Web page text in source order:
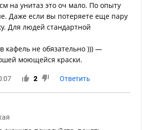
на унитаз это оч мало. По опыту
Даже если вы потеряете еще пару
Для людей стандартной
кафель не обязательно ))) —
моющейся краски.
2 Ответить